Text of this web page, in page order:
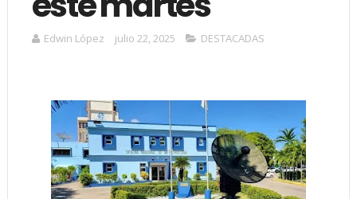
Edwin López julio 22, 2025 DESTACADAS